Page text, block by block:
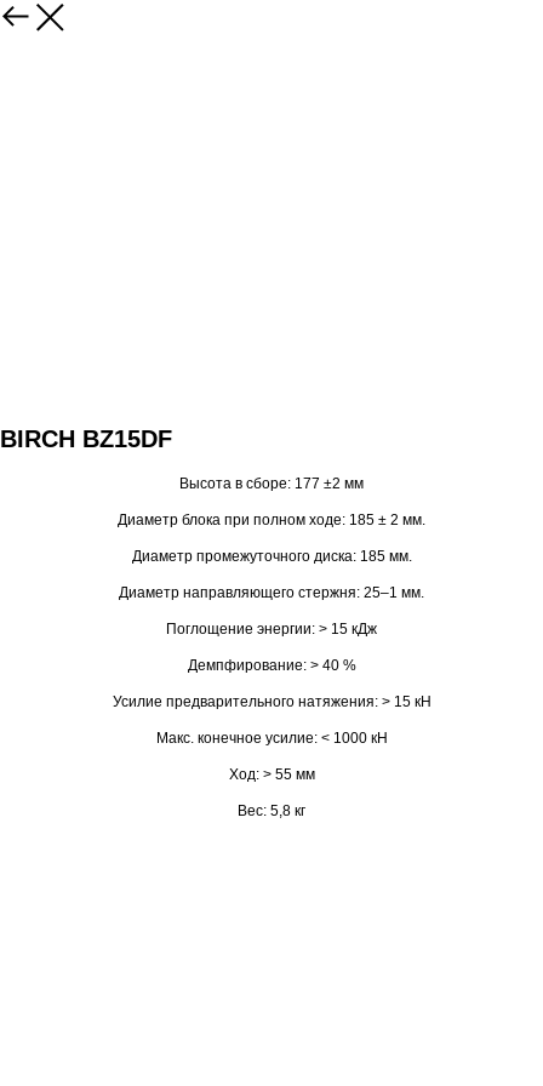
BIRCH BZ15DF
Высота в сборе: 177 ±2 мм
Диаметр блока при полном ходе: 185 ± 2 мм.
Диаметр промежуточного диска: 185 мм.
Диаметр направляющего стержня: 25–1 мм.
Поглощение энергии: > 15 кДж
Демпфирование: > 40 %
Усилие предварительного натяжения: > 15 кН
Макс. конечное усилие: < 1000 кН
Ход: > 55 мм
Вес: 5,8 кг